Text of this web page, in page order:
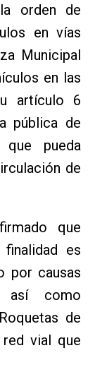
orden de
en vías
Municipal
en las
artículo 6
pública de
pueda
de
que
finalidad es
por causas
así como
de
vial que